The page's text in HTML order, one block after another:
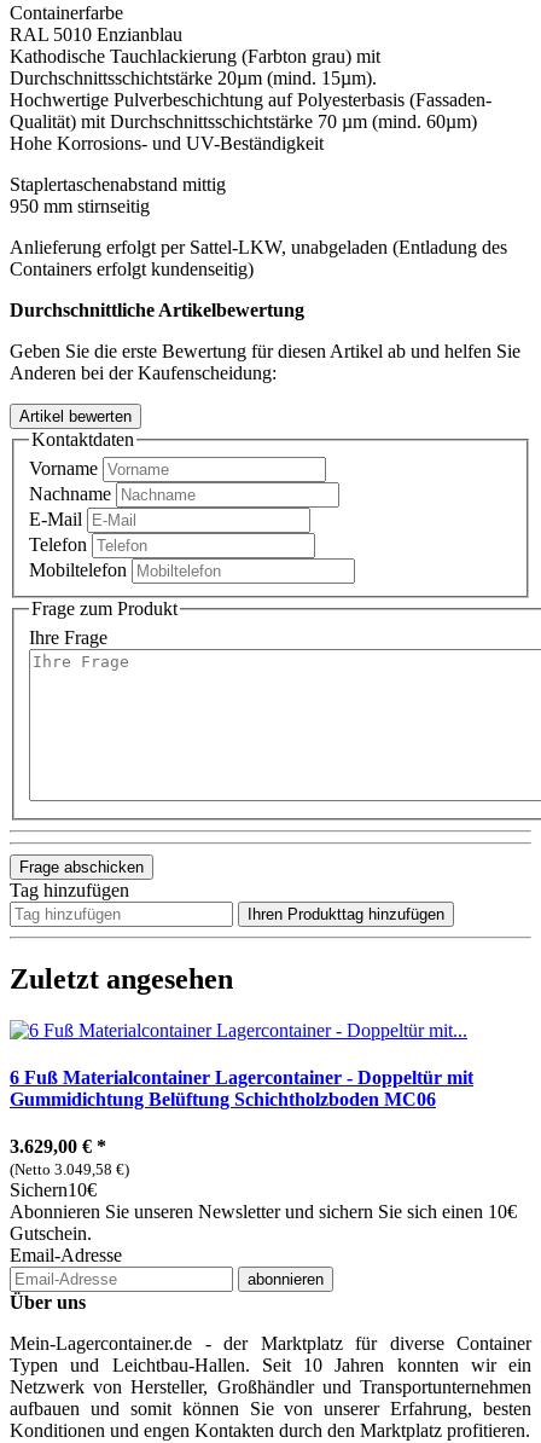
Containerfarbe
RAL 5010 Enzianblau
Kathodische Tauchlackierung (Farbton grau) mit
Durchschnittsschichtstärke 20µm (mind. 15µm).
Hochwertige Pulverbeschichtung auf Polyesterbasis (Fassaden-
Qualität) mit Durchschnittsschichtstärke 70 µm (mind. 60µm)
Hohe Korrosions- und UV-Beständigkeit
Staplertaschenabstand mittig
950 mm stirnseitig
Anlieferung erfolgt per Sattel-LKW, unabgeladen (Entladung des
Containers erfolgt kundenseitig)
Durchschnittliche Artikelbewertung
Geben Sie die erste Bewertung für diesen Artikel ab und helfen Sie
Anderen bei der Kaufenscheidung:
Kontaktdaten
Vorname
Nachname
E-Mail
Telefon
Mobiltelefon
Frage zum Produkt
Ihre Frage
Frage abschicken
Tag hinzufügen
Ihren Produkttag hinzufügen
Zuletzt angesehen
6 Fuß Materialcontainer Lagercontainer - Doppeltür mit
Gummidichtung Belüftung Schichtholzboden MC06
3.629,00 € *
(Netto 3.049,58 €)
Sichern10€
Abonnieren Sie unseren Newsletter und sichern Sie sich einen 10€
Gutschein.
Email-Adresse
abonnieren
Über uns
Mein-Lagercontainer.de - der Marktplatz für diverse Container
Typen und Leichtbau-Hallen. Seit 10 Jahren konnten wir ein
Netzwerk von Hersteller, Großhändler und Transportunternehmen
aufbauen und somit können Sie von unserer Erfahrung, besten
Konditionen und engen Kontakten durch den Marktplatz profitieren.